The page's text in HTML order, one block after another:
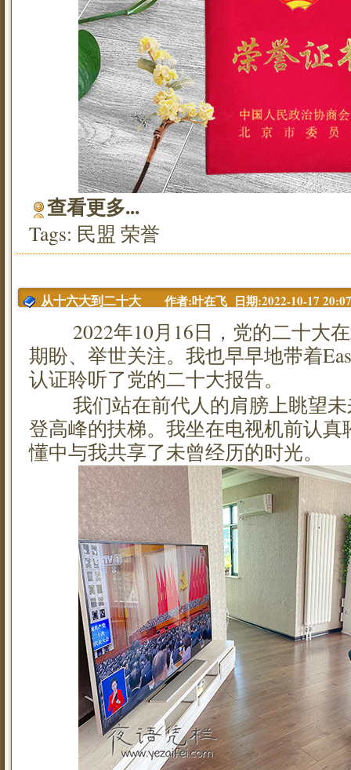
查看更多...
Tags: 民盟 荣誉
从十六大到二十大 作者:叶在飞 日期:2022-10-17
2022年10月16日，党的二十大在
期盼、举世关注。我也早早地带着
认证聆听了党的二十大报告。
我们站在前代人的肩膀上眺望未
登高峰的扶梯。我坐在电视机前认
懂中与我共享了未曾经历的时光。